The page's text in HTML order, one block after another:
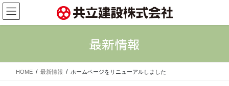
コ
ン
テ
ナ
ビ
ゲ
最新情報
HOME 最新情報 ホームページをリニューアルしました